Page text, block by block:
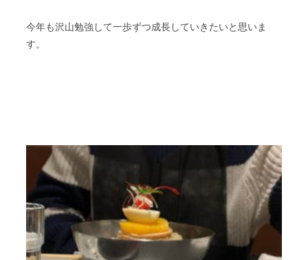
今年も沢山勉強して一歩ずつ成長していきたいと思いま
す。